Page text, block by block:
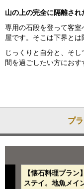
山の上の完全に隔離さ
専用の石段を登って客
屋です。そこは下界とは
じっくりと自分と、そ
間を過ごしたい方におす
プ
【懐石料理プラ
ステイ。地魚メイ